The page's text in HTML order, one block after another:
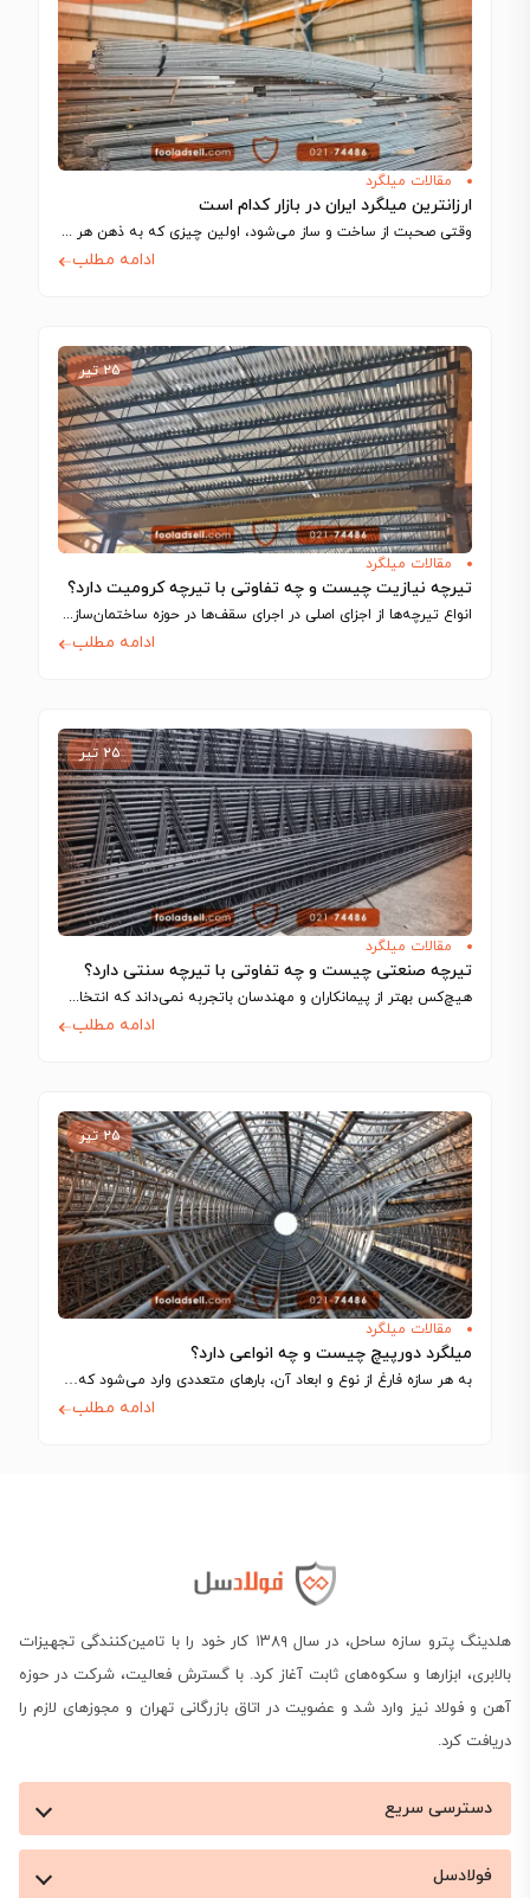
مقالات میلگرد
ارزانترین میلگرد ایران در بازار کدام است
وقتی صحبت از ساخت‌ و ساز می‌شود، اولین چیزی که به ذهن هر مهندس…
ادامه مطلب
۲۵ تیر
مقالات میلگرد
تیرچه نیازیت چیست و چه تفاوتی با تیرچه کرومیت دارد؟
انواع تیرچه‌ها از اجزای اصلی در اجرای سقف‌ها در حوزه ساختمان‌سازی به شمار می‌آیند…
ادامه مطلب
۲۵ تیر
مقالات میلگرد
تیرچه صنعتی چیست و چه تفاوتی با تیرچه سنتی دارد؟
هیچ‌کس بهتر از پیمانکاران و مهندسان باتجربه نمی‌داند که انتخاب اجزای سازه تا چه…
ادامه مطلب
۲۵ تیر
مقالات میلگرد
میلگرد دورپیچ چیست و چه انواعی دارد؟
به هر سازه فارغ از نوع و ابعاد آن، بارهای متعددی وارد می‌شود که…
ادامه مطلب
هلدینگ پترو سازه ساحل، در سال ۱۳۸۹ کار خود را با تامین‌کنندگی تجهیزات
بالابری، ابزارها و سکوه‌های ثابت آغاز کرد. با گسترش فعالیت، شرکت در حوزه
آهن و فولاد نیز وارد شد و عضویت در اتاق بازرگانی تهران و مجوزهای لازم را
دریافت کرد.
دسترسی سریع
فولادسل